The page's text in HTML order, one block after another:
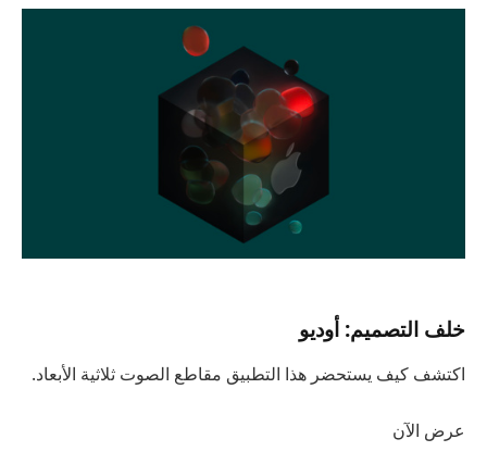
خلف التصميم: أوديو
اكتشف كيف يستحضر هذا التطبيق مقاطع الصوت ثلاثية الأبعاد.
عرض الآن